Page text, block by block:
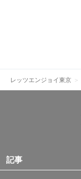
レッツエンジョイ東京
記事